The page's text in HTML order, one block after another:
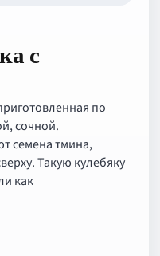
с
по
сочной.
семена тмина,
Такую кулебяку
как